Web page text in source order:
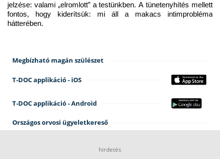
jelzése: valami „elromlott” a testünkben. A tünetenyhítés mellett
fontos, hogy kiderítsük: mi áll a makacs intimprobléma
hátterében.
Megbízható magán szülészet
T-DOC applikáció - iOS
T-DOC applikáció - Android
Országos orvosi ügyeletkereső
hirdetés